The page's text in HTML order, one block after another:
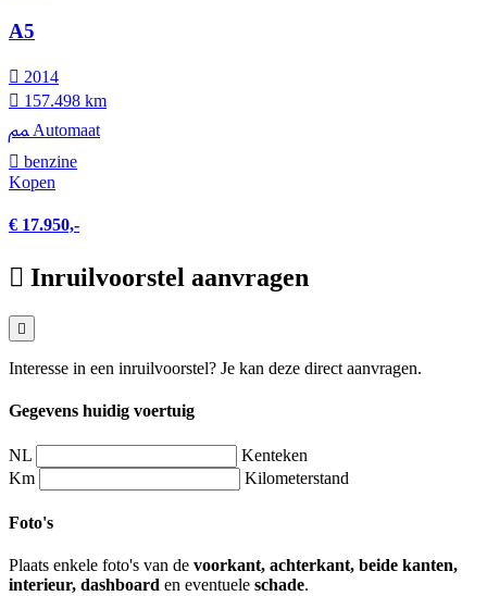
A5
2014
157.498 km
Automaat
benzine
Kopen
€ 17.950,-
Inruilvoorstel aanvragen
Interesse in een inruilvoorstel? Je kan deze direct aanvragen.
Gegevens huidig voertuig
NL
Kenteken
Km
Kilometerstand
Foto's
Plaats enkele foto's van de voorkant, achterkant, beide kanten,
interieur, dashboard en eventuele schade.